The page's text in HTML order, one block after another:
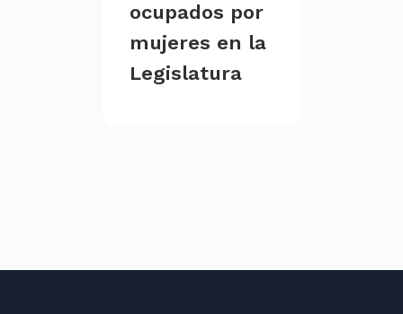
ocupados por
mujeres en la
Legislatura